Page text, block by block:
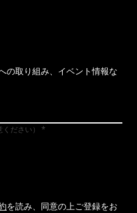
の取り組み、イベント情報な
ださい）
を読み、同意の上ご登録をお